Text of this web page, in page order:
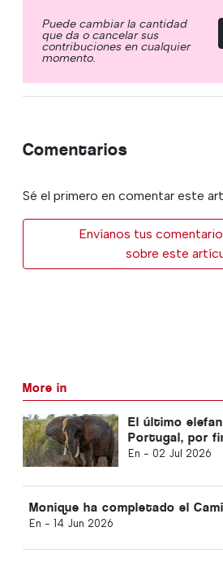
Puede cambiar la cantidad
que da o cancelar sus
contribuciones en cualquier
momento.
Comentarios
Sé el primero en comentar este
Envíanos tus
sobre este
More in
El último
Portugal, por
En - 02 Jul 2026
Monique ha completado el
En - 14 Jun 2026